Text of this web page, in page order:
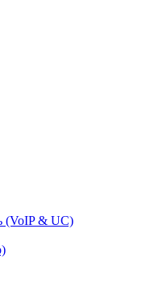
(VoIP & UC)